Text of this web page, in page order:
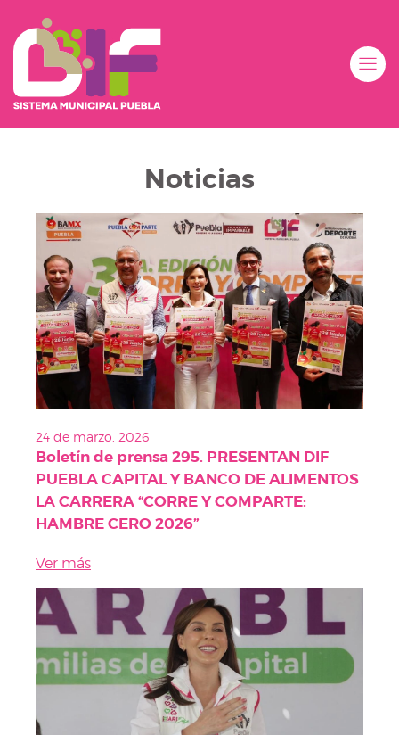
Noticias
24 de marzo, 2026
Boletín de prensa 295. PRESENTAN DIF
PUEBLA CAPITAL Y BANCO DE ALIMENTOS
LA CARRERA “CORRE Y COMPARTE:
HAMBRE CERO 2026”
Ver más